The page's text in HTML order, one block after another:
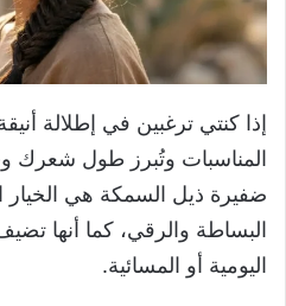
إذا كنتي ترغبين في إطلالة
المناسبات وتُبرز طول شعرك
ضفيرة ذيل السمكة هي الخيار
البساطة والرقي، كما أنها
اليومية أو المسائية.